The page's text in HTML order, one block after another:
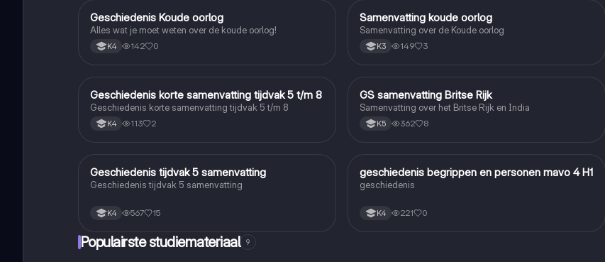
Geschiedenis
Geschiedenis Koude oorlog
Alles wat je moet weten over de koude oorlog!
K4 142 0
Geschiedenis
Samenvatting koude oorlog
Samenvatting over de Koude oorlog
K3 149 3
Geschiedenis
Geschiedenis korte samenvatting tijdvak 5 t/m 8
Geschiedenis korte samenvatting tijdvak 5 t/m 8
K4 113 2
Geschiedenis
GS samenvatting Britse Rijk
Samenvatting over het Britse Rijk en India
K5 362 8
Geschiedenis
Geschiedenis tijdvak 5 samenvatting
Geschiedenis tijdvak 5 samenvatting
K4 567 15
Geschiedenis
geschiedenis begrippen en personen mavo 4 H1
geschiedenis
K4 221 0
Populairste studiemateriaal 9